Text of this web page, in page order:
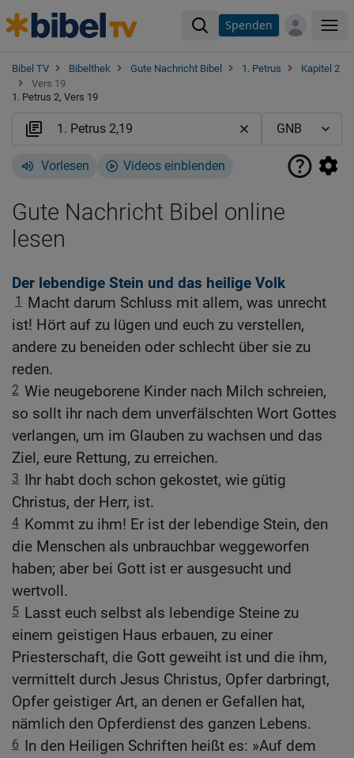
Spenden
Bibel TV Bibelthek Gute Nachricht Bibel 1. Petrus
Kapitel 2
Vers 19
1. Petrus 2, Vers 19
Vorlesen Videos einblenden
Gute Nachricht Bibel online
lesen
Der lebendige Stein und das heilige Volk
1
Macht darum Schluss mit allem, was unrecht
ist! Hört auf zu lügen und euch zu verstellen,
andere zu beneiden oder schlecht über sie zu
reden.
2 Wie neugeborene Kinder nach Milch schreien,
so sollt ihr nach dem unverfälschten Wort Gottes
verlangen, um im Glauben zu wachsen und das
Ziel, eure Rettung, zu erreichen.
3 Ihr habt doch schon gekostet, wie gütig
Christus, der Herr, ist.
4 Kommt zu ihm! Er ist der lebendige Stein, den
die Menschen als unbrauchbar weggeworfen
haben; aber bei Gott ist er ausgesucht und
wertvoll.
5 Lasst euch selbst als lebendige Steine zu
einem geistigen Haus erbauen, zu einer
Priesterschaft, die Gott geweiht ist und die ihm,
vermittelt durch Jesus Christus, Opfer darbringt,
Opfer geistiger Art, an denen er Gefallen hat,
nämlich den Opferdienst des ganzen Lebens.
6 In den Heiligen Schriften heißt es: »Auf dem